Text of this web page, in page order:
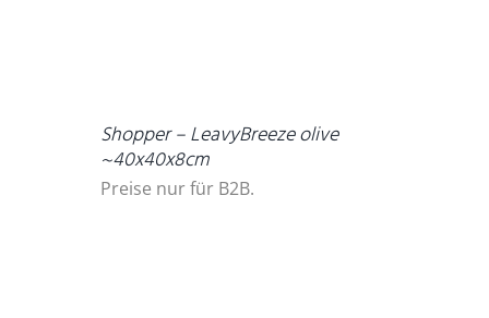
Shopper – LeavyBreeze olive
~40x40x8cm
Preise nur für B2B.